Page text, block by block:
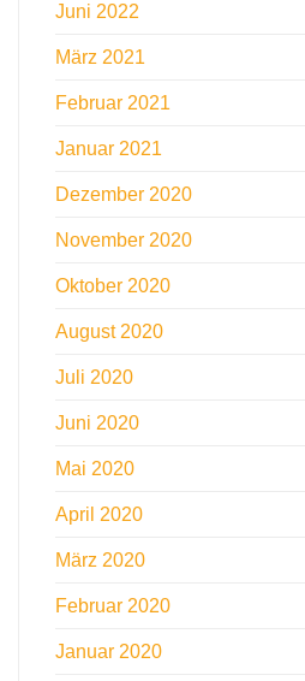
Juni 2022
März 2021
Februar 2021
Januar 2021
Dezember 2020
November 2020
Oktober 2020
August 2020
Juli 2020
Juni 2020
Mai 2020
April 2020
März 2020
Februar 2020
Januar 2020